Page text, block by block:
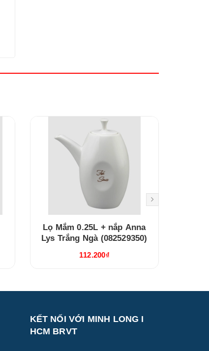
Lọ Mắm 0.25L + nắp Anna
Lys Trắng Ngà (082529350)
112.200₫
KẾT NỐI VỚI MINH LONG I
HCM BRVT